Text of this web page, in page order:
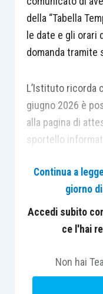
della “Tabella
le date e gli orari
domanda
L’Istituto ricorda
giugno 2026 è
alla pagina di
sportello
A partire dalle
24 giugno 2026,
correttamente al
informatico per
5 e 6 della
Continua a
giorno
Accedi subito
ce l'hai
Non hai